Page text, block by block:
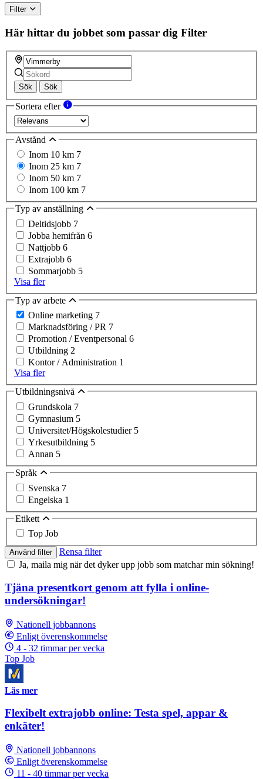
Filter
Här hittar du jobbet som passar dig Filter
Sök Sök
Sortera efter
Avstånd
Inom 10 km 7
Inom 25 km 7
Inom 50 km 7
Inom 100 km 7
Typ av anställning
Deltidsjobb 7
Jobba hemifrån 6
Nattjobb 6
Extrajobb 6
Sommarjobb 5
Visa fler
Typ av arbete
Online marketing 7
Marknadsföring / PR 7
Promotion / Eventpersonal 6
Utbildning 2
Kontor / Administration 1
Visa fler
Utbildningsnivå
Grundskola 7
Gymnasium 5
Universitet/Högskolestudier 5
Yrkesutbildning 5
Annan 5
Språk
Svenska 7
Engelska 1
Etikett
Top Job
Använd filter
Rensa filter
Ja, maila mig när det dyker upp jobb som matchar min sökning!
Tjäna presentkort genom att fylla i online-
undersökningar!
Nationell jobbannons
Enligt överenskommelse
4 - 32 timmar per vecka
Top Job
Läs mer
Flexibelt extrajobb online: Testa spel, appar &
enkäter!
Nationell jobbannons
Enligt överenskommelse
11 - 40 timmar per vecka